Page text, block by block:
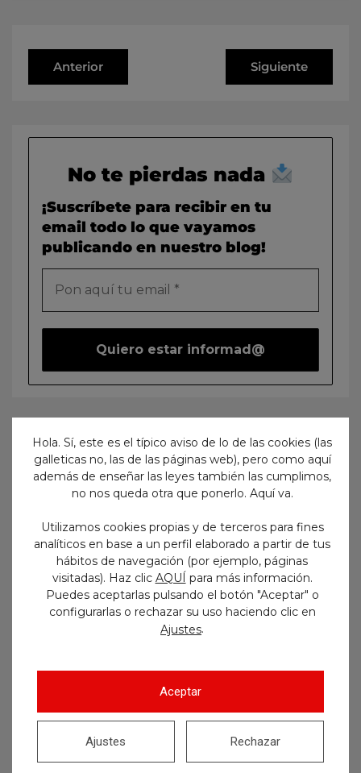
Anterior Siguiente
No te pierdas nada
¡Suscríbete para recibir en tu
email todo lo que vayamos
publicando en nuestro blog!
Buscar
Hola. Sí, este es el típico aviso de lo de las cookies (las
galleticas no, las de las páginas web), pero como aquí
además de enseñar las leyes también las cumplimos,
no nos queda otra que ponerlo. Aquí va.
Utilizamos cookies propias y de terceros para fines
analíticos en base a un perfil elaborado a partir de tus
hábitos de navegación (por ejemplo, páginas
visitadas). Haz clic AQUÍ para más información.
Puedes aceptarlas pulsando el botón "Aceptar" o
configurarlas o rechazar su uso haciendo clic en
Ajustes.
Aceptar
Rechazar
Ajustes